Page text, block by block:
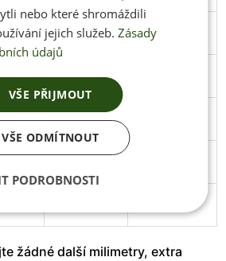
106 Stáhnout
108
111
žádné další milimetry, extra
nebo které shromáždili
jejich služeb. Zásady
údajů
VŠE PŘIJMOUT
VŠE ODMÍTNOUT
PODROBNOSTI